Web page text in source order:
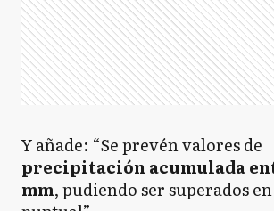
Y añade: “Se prevén valores de
precipitación acumulada
mm, pudiendo ser superados